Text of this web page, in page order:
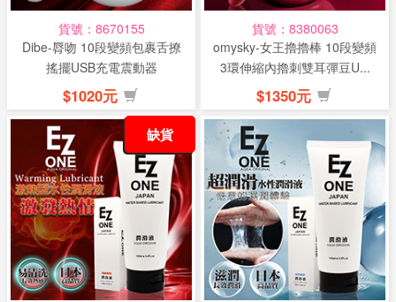
貨號：8670155
Dibe-脣吻 10段變頻包裹舌撩
搖擺USB充電震動器
$1020元
貨號：8380063
omysky-女王擼擼棒 10段變頻
3環伸縮內擼刺雙耳彈豆U...
$1350元
缺貨